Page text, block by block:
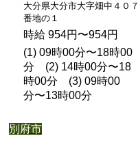
大分県大分市大字畑中４０７
番地の１
時給 954円〜954円
(1) 09時00分〜18時00
分 (2) 14時00分〜18
時00分 (3) 09時00
分〜13時00分
別府市